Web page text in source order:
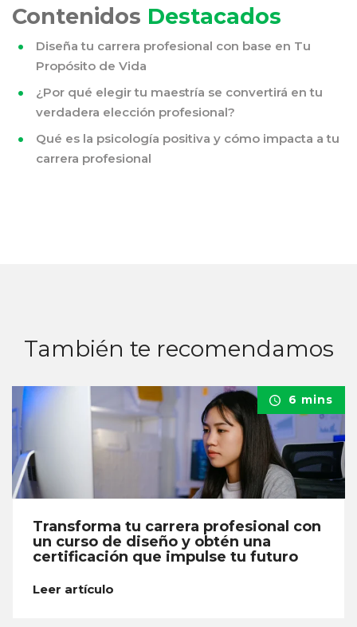
Contenidos Destacados
Diseña tu carrera profesional con base en Tu
Propósito de Vida
¿Por qué elegir tu maestría se convertirá en tu
verdadera elección profesional?
Qué es la psicología positiva y cómo impacta a tu
carrera profesional
También te recomendamos
6 mins
Transforma tu carrera profesional con
un curso de diseño y obtén una
certificación que impulse tu futuro
Leer artículo